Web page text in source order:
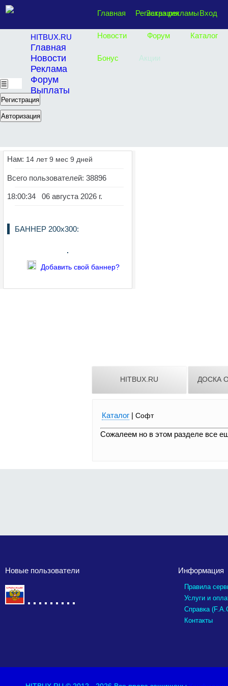
Главная Заказ рекламы
Новости Форум Каталог
Бонус Акции
Вход
Регистрация
HITBUX.RU
Главная
Новости
Реклама
Форум
Выплаты
☰
Регистрация
Авторизация
Нам: 14 лет 9 мес 9 дней
Всего пользователей: 38896
18:00:35 06 августа 2026 г.
БАННЕР 200х300:
Добавить свой баннер?
HITBUX.RU ДОСКА
Каталог | Софт
Сожалеем но в этом разделе все
Новые пользователи Информация
Правила
Услуги и
Справка
Контакты